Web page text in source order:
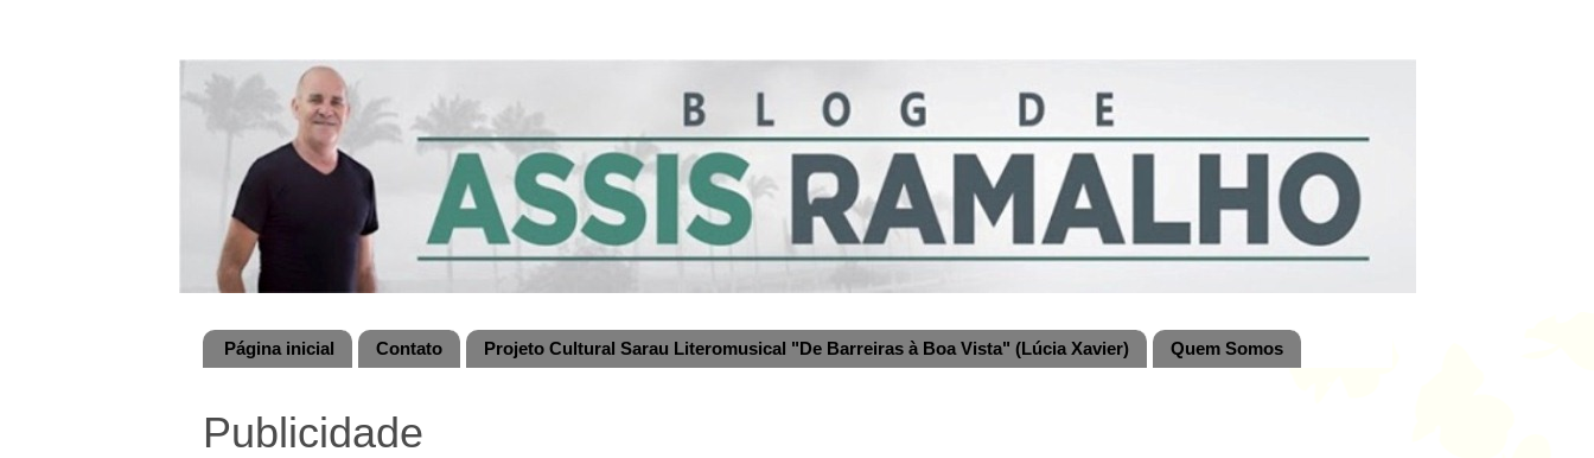
Página inicial Contato Projeto Cultural Sarau Literomusical "De Barreiras à Boa Vista" (Lúcia Xavier) Quem Somos
Publicidade